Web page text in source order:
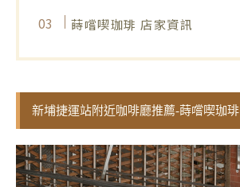
蒔嚐喫珈琲 店家資訊
新埔捷運站附近咖啡廳推薦-蒔嚐喫珈琲